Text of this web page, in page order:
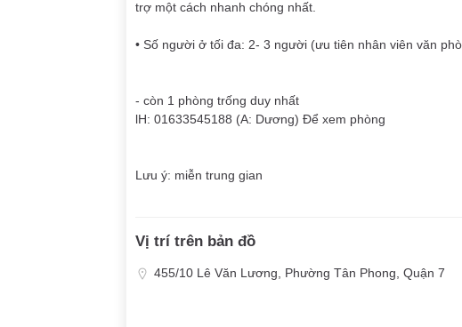
trợ một cách nhanh chóng nhất.
• Số người ở tối đa: 2- 3 người (ưu tiên nhân viên văn
- còn 1 phòng trống duy nhất
lH: 01633545188 (A: Dương) Để xem phòng
Lưu ý: miễn trung gian
Vị trí trên bản đồ
455/10 Lê Văn Lương, Phường Tân Phong, Quận 7